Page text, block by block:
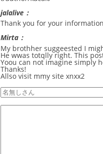
jalalive：
Thank you for your
Mirta：
My brothher suggeested I
He wwas totqlly right. This
Yoou can not imagine simply
Thanks!
Allso visit mmy site xnxx2